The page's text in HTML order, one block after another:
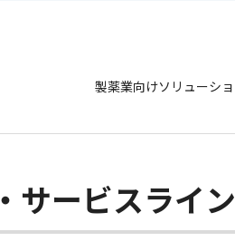
製薬業向けソリューシ
サービスライ